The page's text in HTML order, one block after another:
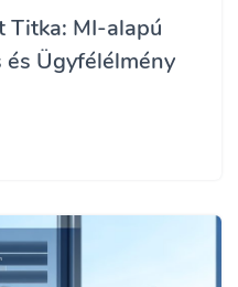
Titka: MI-alapú
és Ügyfélélmény